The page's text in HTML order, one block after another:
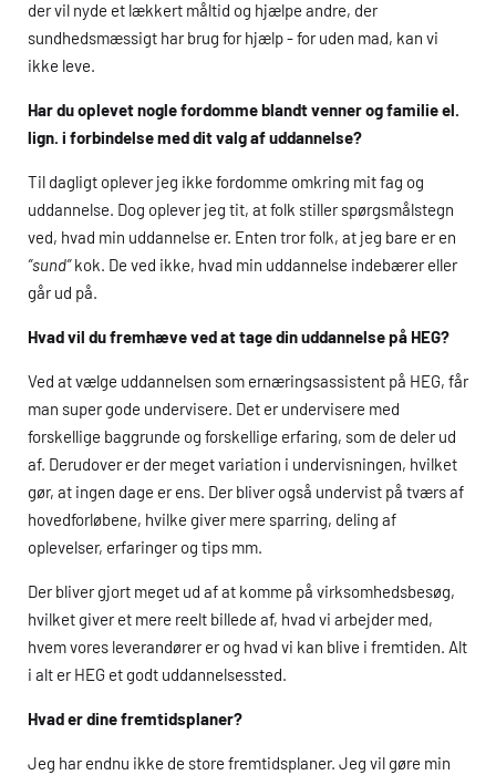
der vil nyde et lækkert måltid og hjælpe andre, der
sundhedsmæssigt har brug for hjælp - for uden mad, kan vi
ikke leve.
Har du oplevet nogle fordomme blandt venner og familie el.
lign. i forbindelse med dit valg af uddannelse?
Til dagligt oplever jeg ikke fordomme omkring mit fag og
uddannelse. Dog oplever jeg tit, at folk stiller spørgsmålstegn
ved, hvad min uddannelse er. Enten tror folk, at jeg bare er en
”sund”kok. De ved ikke, hvad min uddannelse indebærer eller
går ud på.
Hvad vil du fremhæve ved at tage din uddannelse på HEG?
Ved at vælge uddannelsen som ernæringsassistent på HEG, får
man super gode undervisere. Det er undervisere med
forskellige baggrunde og forskellige erfaring, som de deler ud
af. Derudover er der meget variation i undervisningen, hvilket
gør, at ingen dage er ens. Der bliver også undervist på tværs af
hovedforløbene, hvilke giver mere sparring, deling af
oplevelser, erfaringer og tips mm.
Der bliver gjort meget ud af at komme på virksomhedsbesøg,
hvilket giver et mere reelt billede af, hvad vi arbejder med,
hvem vores leverandører er og hvad vi kan blive i fremtiden. Alt
i alt erHEG et godt uddannelsessted.
Hvad er dine fremtidsplaner?
Jeg har endnu ikke de store fremtidsplaner. Jeg vil gøre min